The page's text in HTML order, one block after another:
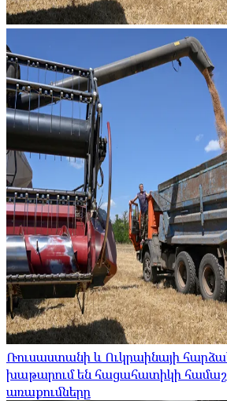
Ռուսաստանի և Ուկրաինայի
խաթարում են հացահատիկի
առաքումները